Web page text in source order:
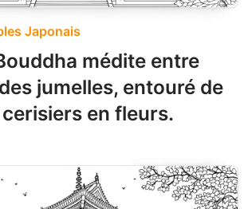
Japonais
médite entre
jumelles, entouré de
en fleurs.